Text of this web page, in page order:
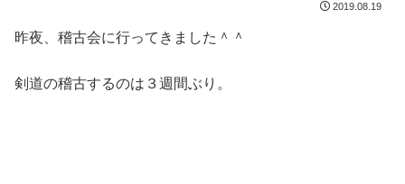
2019.08.19
昨夜、稽古会に行ってきました＾＾
剣道の稽古するのは３週間ぶり。